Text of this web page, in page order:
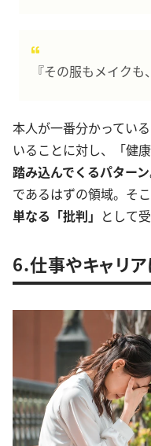
『その服もメイク
本人が一番分かってい
いることに対し、「健
踏み込んでくるパターン
であるはずの領域。そ
単なる「批判」 として
6.仕事やキャリ